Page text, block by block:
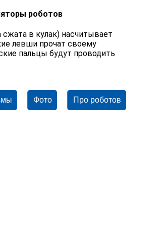
роботов
сжата в кулак) насчитывает
левши прочат своему
пальцы будут проводить
Фото Про роботов